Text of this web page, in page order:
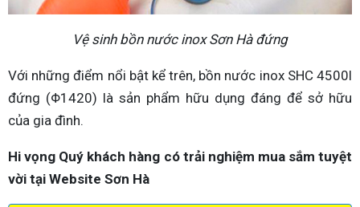
Vệ sinh bồn nước inox Sơn Hà đứng
Với những điểm nổi bật kể trên, bồn nước inox SHC 4500l
đứng (Φ1420) là sản phẩm hữu dụng đáng để sở hữu
của gia đình.
Hi vọng Quý khách hàng có trải nghiệm mua sắm tuyệt
vời tại Website Sơn Hà